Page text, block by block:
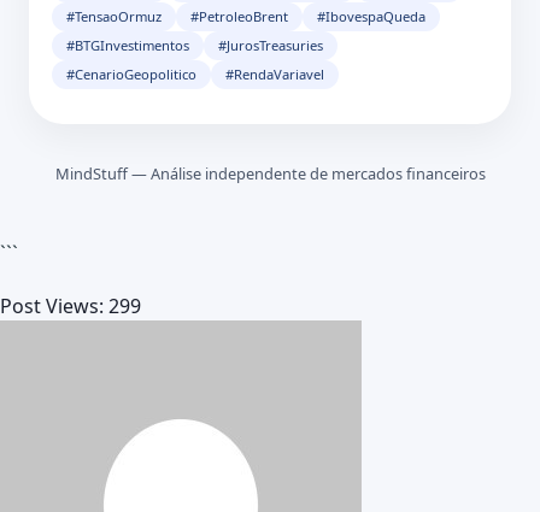
#TensaoOrmuz #PetroleoBrent
#IbovespaQueda
#BTGInvestimentos
#JurosTreasuries
#CenarioGeopolitico
#RendaVariavel
MindStuff — Análise independente de mercados financeiros
```
Post Views: 299